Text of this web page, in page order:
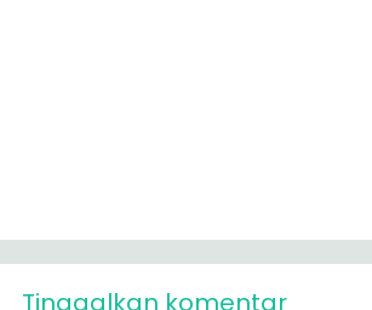
Tinggalkan komentar